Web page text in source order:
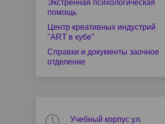
Экстренная психологическая
помощь
Центр креативных индустрий
"ART в кубе"
Справки и документы заочное
отделение
Учебный корпус ул.